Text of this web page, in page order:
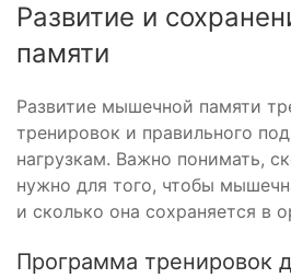
Развитие и
памяти
Развитие мышечной памяти
тренировок и правильного
нагрузкам. Важно понимать,
нужно для того, чтобы
и сколько она сохраняется в
Программа тренировок